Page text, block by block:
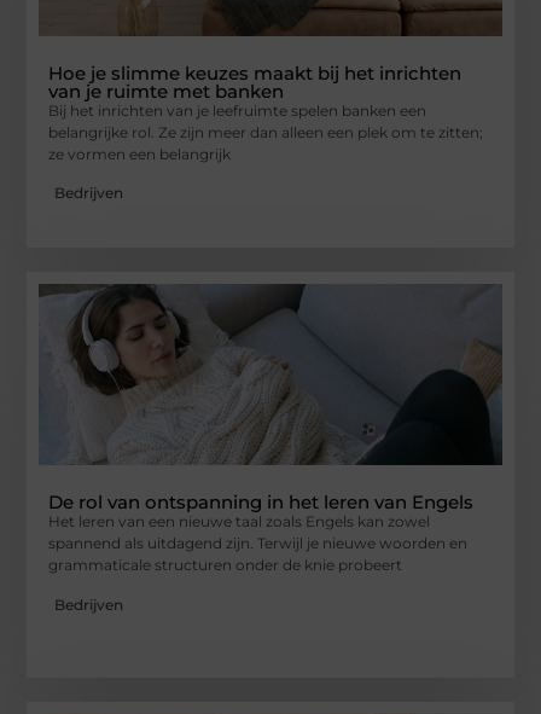
Hoe je slimme keuzes maakt bij het inrichten
van je ruimte met banken
Bij het inrichten van je leefruimte spelen banken een
belangrijke rol. Ze zijn meer dan alleen een plek om te zitten;
ze vormen een belangrijk
Bedrijven
De rol van ontspanning in het leren van Engels
Het leren van een nieuwe taal zoals Engels kan zowel
spannend als uitdagend zijn. Terwijl je nieuwe woorden en
grammaticale structuren onder de knie probeert
Bedrijven